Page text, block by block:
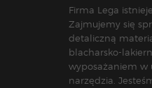
Firma Lega
Zajmujemy się
detaliczną
blacharsko-
wyposażaniem w
narzędzia.